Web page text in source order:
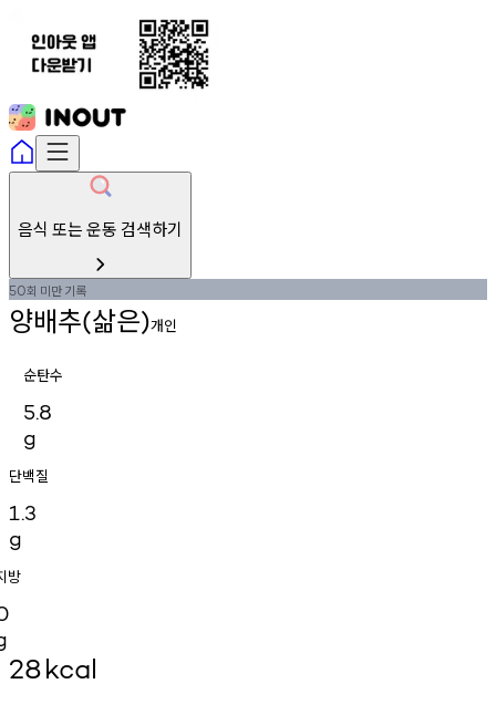
음식 또는 운동 검색하기
50회 미만기록
양배추(삶은)개인
순탄수
5.8
g
단백질
1.3
g
방
28kcal